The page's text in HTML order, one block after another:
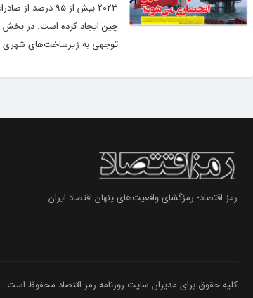
۲۰۲۳ بیش از
چین ایجاد کرده است. در بخش
توجهی به زیرساخت‌های شهری
رمز اقتصاد؛ رمزگشای واقعیت‌های پنهان اقتصاد ایران
کلیه حقوق برای مدیران سایت روزنامه رمز اقتصاد محفوظ است.